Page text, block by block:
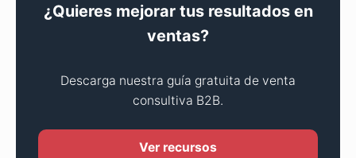
¿Quieres mejorar tus resultados en
ventas?
Descarga nuestra guía gratuita de venta
consultiva B2B.
Ver recursos